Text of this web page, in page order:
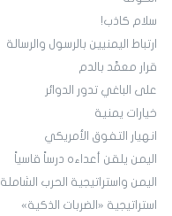
سلام كاذب!
ارتباط اليمنيين بالرسول والرسالة
قرار معمَّد بالدم
على الباغي تدور الدوائر
خيارات يمنية
انهيار التفوق الأمريكي
اليمن يلقن أعداءه درساً قاسياً
اليمن واستراتيجية الحرب الشاملة
استراتيجية «الضربات الذكية»